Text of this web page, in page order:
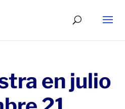
en julio